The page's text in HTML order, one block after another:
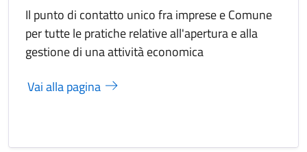
Il punto di contatto unico fra imprese e Comune
per tutte le pratiche relative all'apertura e alla
gestione di una attività economica
Vai alla pagina